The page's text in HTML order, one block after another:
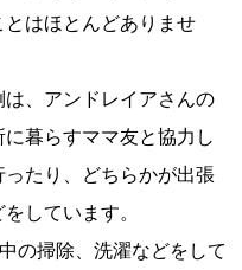
はほとんどありませ
、アンドレイアさんの
暮らすママ友と協力し
たり、どちらかが出張
しています。
の掃除、洗濯などをして